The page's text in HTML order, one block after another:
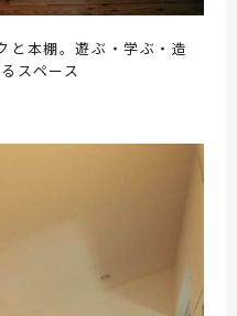
と本棚。遊ぶ・学ぶ・造
スペース